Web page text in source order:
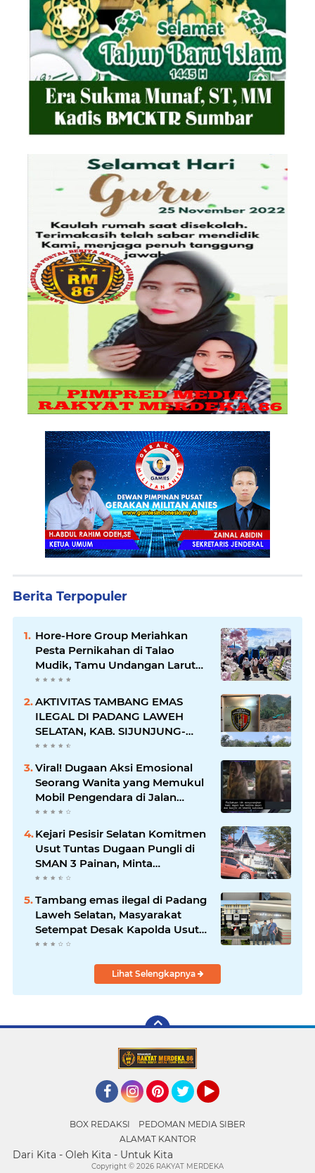
Berita Terpopuler
Hore-Hore Group Meriahkan
Pesta Pernikahan di Talao
Mudik, Tamu Undangan Larut
dalam Suasana Penuh
AKTIVITAS TAMBANG EMAS
ILEGAL DI PADANG LAWEH
SELATAN, KAB. SIJUNJUNG-
SUMBAR SEMAKIN
MERAJALELA
Viral! Dugaan Aksi Emosional
Seorang Wanita yang Memukul
Mobil Pengendara di Jalan
Khatib Sulaiman
Kejari Pesisir Selatan Komitmen
Usut Tuntas Dugaan Pungli di
SMAN 3 Painan, Minta
Inspektorat Sumbar Lakukan
Pemeriksaan
Tambang emas ilegal di Padang
Laweh Selatan, Masyarakat
Setempat Desak Kapolda Usut
Tuntas
Lihat Selengkapnya
BOX REDAKSI
PEDOMAN MEDIA SIBER
ALAMAT KANTOR
Dari Kita - Oleh Kita - Untuk Kita
Copyright © 2026 RAKYAT MERDEKA